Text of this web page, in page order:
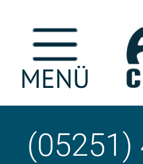
(05251)